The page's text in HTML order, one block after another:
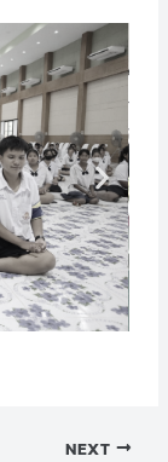
NEXT